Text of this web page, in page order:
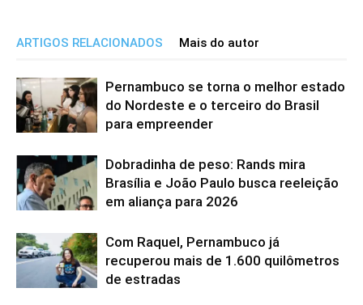
ARTIGOS RELACIONADOS Mais do autor
Pernambuco se torna o melhor estado
do Nordeste e o terceiro do Brasil
para empreender
Dobradinha de peso: Rands mira
Brasília e João Paulo busca reeleição
em aliança para 2026
Com Raquel, Pernambuco já
recuperou mais de 1.600 quilômetros
de estradas